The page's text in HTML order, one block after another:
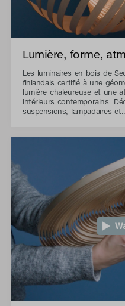
Lumière, forme,
Les luminaires en bois de
finlandais certifié à une
lumière chaleureuse et une
intérieurs contemporains.
suspensions, lampadaires